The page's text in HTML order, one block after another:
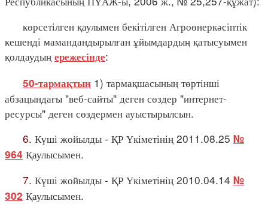
көрсетілген қаулымен бекітілген Агроөнеркәсіптік
кешенді мамандандырылған ұйымдардың қатысуымен
қолдаудың ережесінде:
50-тармақтың 1) тармақшасының төртінші
абзацындағы "веб-сайты" деген сөздер "интернет-
ресурсы" деген сөздермен ауыстырылсын.
6. Күші жойылды - ҚР Үкіметінің 2011.08.25 №
964 Қаулысымен.
7. Күші жойылды - ҚР Үкіметінің 2010.04.14 №
302 Қаулысымен.